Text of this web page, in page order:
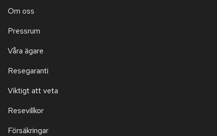
Om oss
Pressrum
Våra ägare
Resegaranti
Viktigt att veta
Resevillkor
Försäkringar